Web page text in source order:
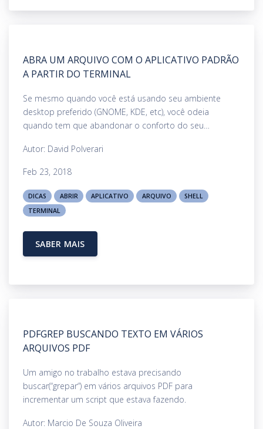
ABRA UM ARQUIVO COM O APLICATIVO PADRÃO
A PARTIR DO TERMINAL
Se mesmo quando você está usando seu ambiente
desktop preferido (GNOME, KDE, etc), você odeia
quando tem que abandonar o conforto do seu
Autor: David Polverari
Feb 23, 2018
DICAS ABRIR APLICATIVO ARQUIVO
SHELL
TERMINAL
SABER MAIS
PDFGREP BUSCANDO TEXTO EM VÁRIOS
ARQUIVOS PDF
Um amigo no trabalho estava precisando
buscar(“grepar“) em vários arquivos PDF para
incrementar um script que estava fazendo.
Autor: Marcio De Souza Oliveira